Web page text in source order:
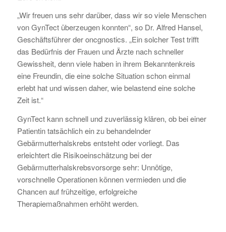
„Wir freuen uns sehr darüber, dass wir so viele Menschen
von GynTect überzeugen konnten“, so Dr. Alfred Hansel,
Geschäftsführer der oncgnostics. „Ein solcher Test trifft
das Bedürfnis der Frauen und Ärzte nach schneller
Gewissheit, denn viele haben in ihrem Bekanntenkreis
eine Freundin, die eine solche Situation schon einmal
erlebt hat und wissen daher, wie belastend eine solche
Zeit ist.“
GynTect kann schnell und zuverlässig klären, ob bei einer
Patientin tatsächlich ein zu behandelnder
Gebärmutterhalskrebs entsteht oder vorliegt. Das
erleichtert die Risikoeinschätzung bei der
Gebärmutterhalskrebsvorsorge sehr: Unnötige,
vorschnelle Operationen können vermieden und die
Chancen auf frühzeitige, erfolgreiche
Therapiemaßnahmen erhöht werden.